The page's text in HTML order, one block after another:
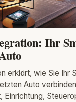
Ihr
erklärt, wie Sie Ihr
Auto